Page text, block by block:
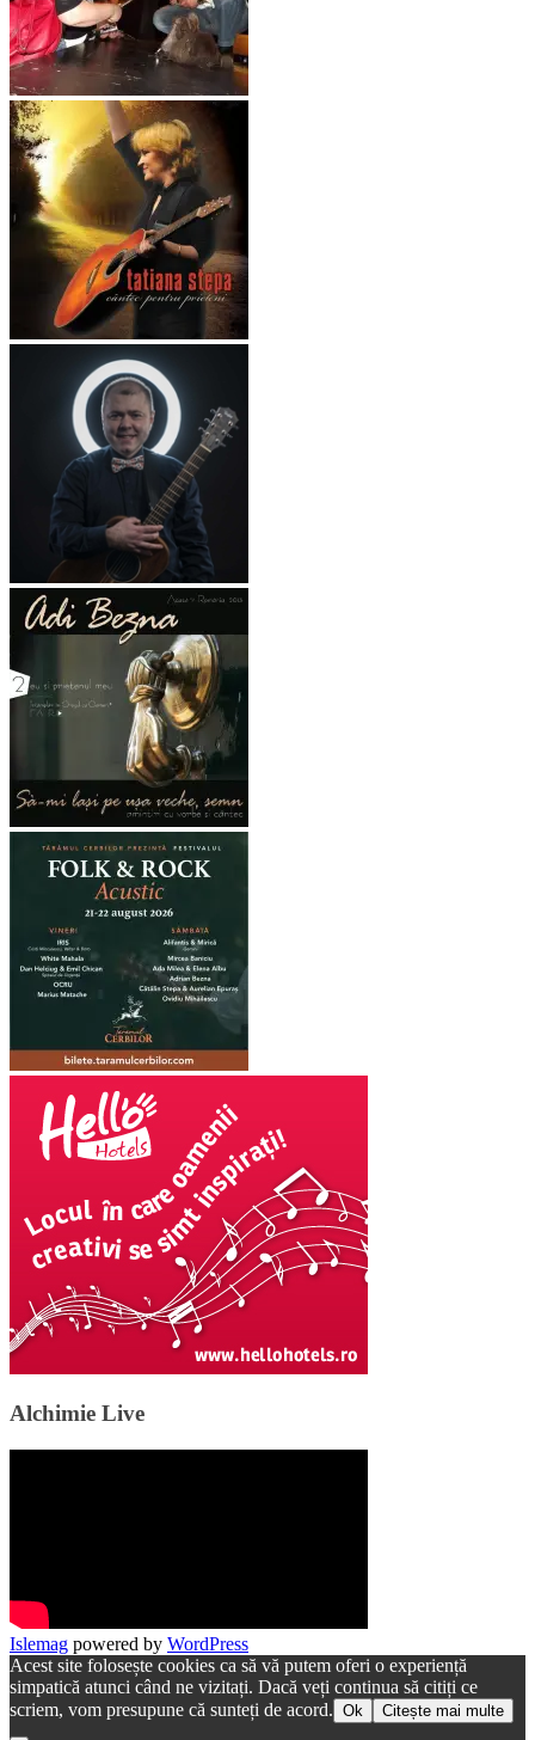
Alchimie Live
Islemag powered by WordPress
Acest site folosește cookies ca să vă putem oferi o experiență
simpatică atunci când ne vizitați. Dacă veți continua să citiți ce
scriem, vom presupune că sunteți de acord. Ok Citește mai multe